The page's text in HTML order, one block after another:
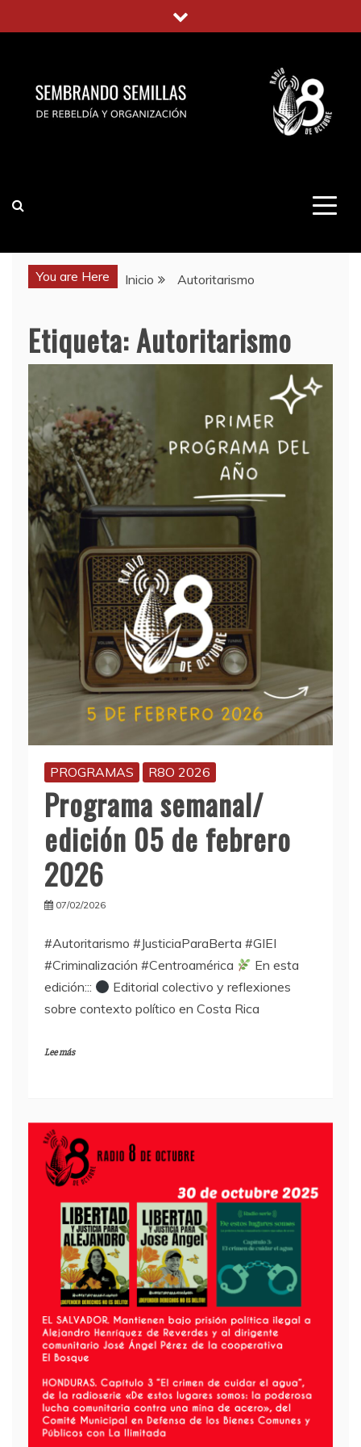
al
You are Here Inicio Autoritarismo
Etiqueta:Autoritarismo
PROGRAMAS R8O 2026
Programa semanal/
edición 05 de febrero
2026
07/02/2026
#Autoritarismo #JusticiaParaBerta #GIEI
#Criminalización #Centroamérica
En esta
edición:::
Editorial colectivo y reflexiones
sobre contexto político en Costa Rica
Lee más